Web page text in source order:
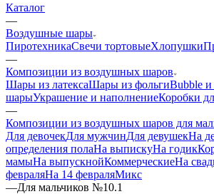
Каталог
—
Воздушные шары
ПиротехникаСвечи тортовыеХлопушки
—
Композиции из воздушных шаров
Шары из латексаШары из фольгиBubble
шарыУкрашение и наполнениеКоробки
—
Композиции из воздушных шаров для
Для девочекДля мужчинДля девушекНа
определения полаНа выпискуНа годик
мамыНа выпускнойКоммерческиеНа
февраляНа 14 февраляМикс
—Для мальчиков №10.1